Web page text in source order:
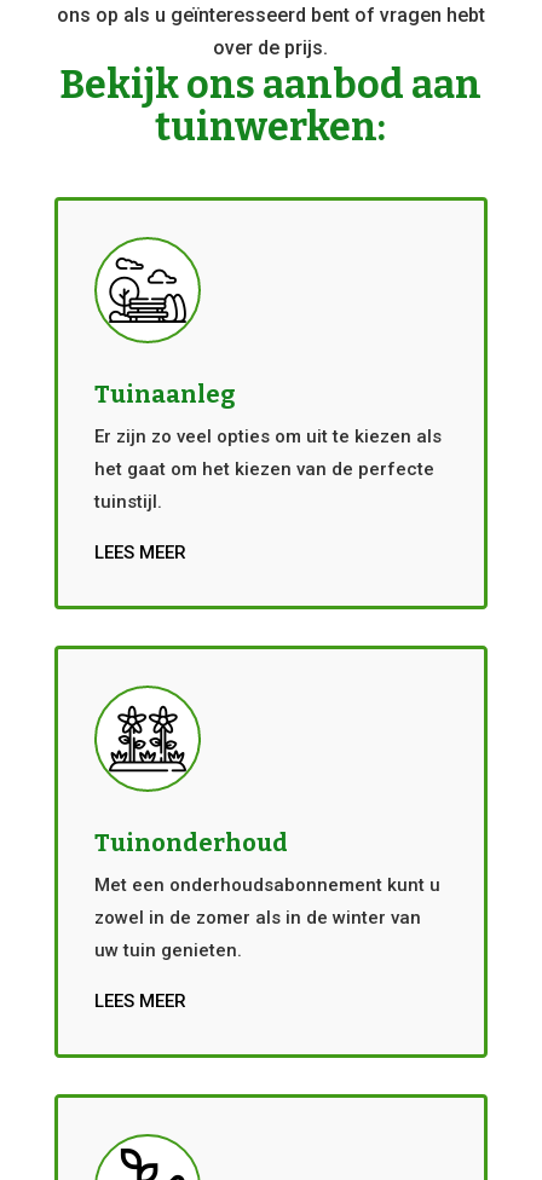
ons op als u geïnteresseerd bent of vragen hebt
over de prijs.
Bekijk ons aanbod aan
tuinwerken:
Tuinaanleg
Er zijn zo veel opties om uit te kiezen als
het gaat om het kiezen van de perfecte
tuinstijl.
LEES MEER
Tuinonderhoud
Met een onderhoudsabonnement kunt u
zowel in de zomer als in de winter van
uw tuin genieten.
LEES MEER